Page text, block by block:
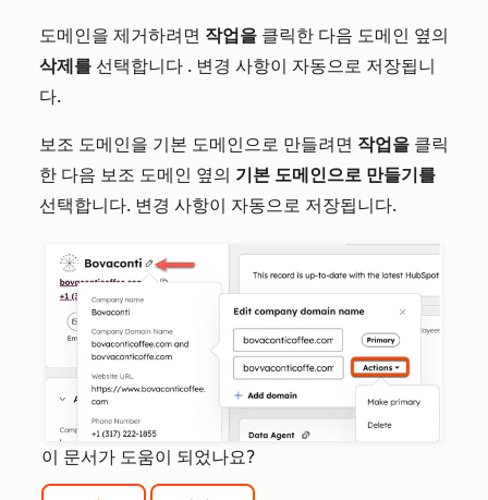
도메인을 제거하려면 작업을 클릭한 다음 도메인 옆의
삭제를 선택합니다 . 변경 사항이 자동으로 저장됩니
다.
보조 도메인을 기본 도메인으로 만들려면 작업을 클릭
한 다음 보조 도메인 옆의 기본 도메인으로 만들기를
선택합니다. 변경 사항이 자동으로 저장됩니다.
이 문서가 도움이 되었나요?